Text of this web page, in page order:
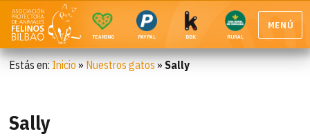
TEAMING PAYPAL BBK RURAL
MENÚ
Estás en: Inicio » Nuestros gatos »Sally
Sally